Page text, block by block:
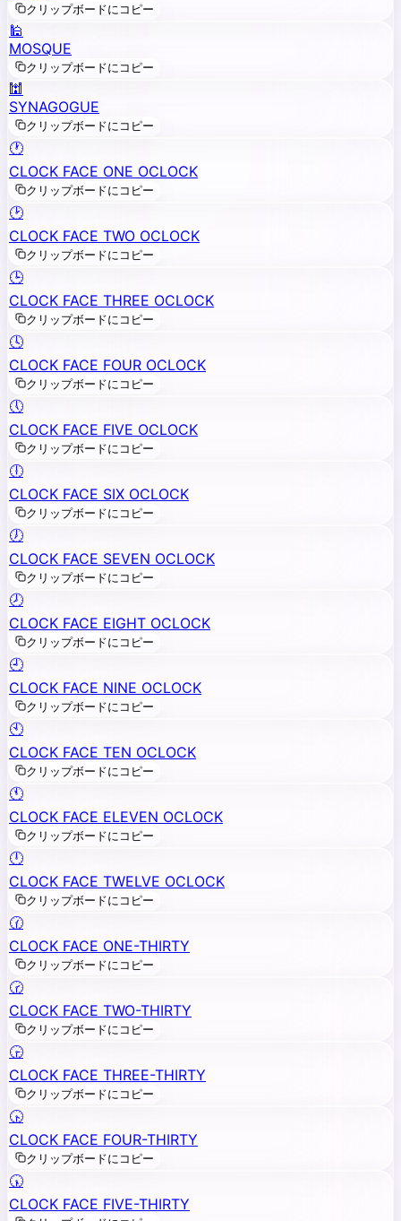
クリップボードにコピー
🕌
MOSQUE
クリップボードにコピー
🕍
SYNAGOGUE
クリップボードにコピー
🕐
CLOCK FACE ONE OCLOCK
クリップボードにコピー
🕑
CLOCK FACE TWO OCLOCK
クリップボードにコピー
🕒
CLOCK FACE THREE OCLOCK
クリップボードにコピー
🕓
CLOCK FACE FOUR OCLOCK
クリップボードにコピー
🕔
CLOCK FACE FIVE OCLOCK
クリップボードにコピー
🕕
CLOCK FACE SIX OCLOCK
クリップボードにコピー
🕖
CLOCK FACE SEVEN OCLOCK
クリップボードにコピー
🕗
CLOCK FACE EIGHT OCLOCK
クリップボードにコピー
🕘
CLOCK FACE NINE OCLOCK
クリップボードにコピー
🕙
CLOCK FACE TEN OCLOCK
クリップボードにコピー
🕚
CLOCK FACE ELEVEN OCLOCK
クリップボードにコピー
🕛
CLOCK FACE TWELVE OCLOCK
クリップボードにコピー
🕜
CLOCK FACE ONE-THIRTY
クリップボードにコピー
🕝
CLOCK FACE TWO-THIRTY
クリップボードにコピー
🕞
CLOCK FACE THREE-THIRTY
クリップボードにコピー
🕟
CLOCK FACE FOUR-THIRTY
クリップボードにコピー
🕠
CLOCK FACE FIVE-THIRTY